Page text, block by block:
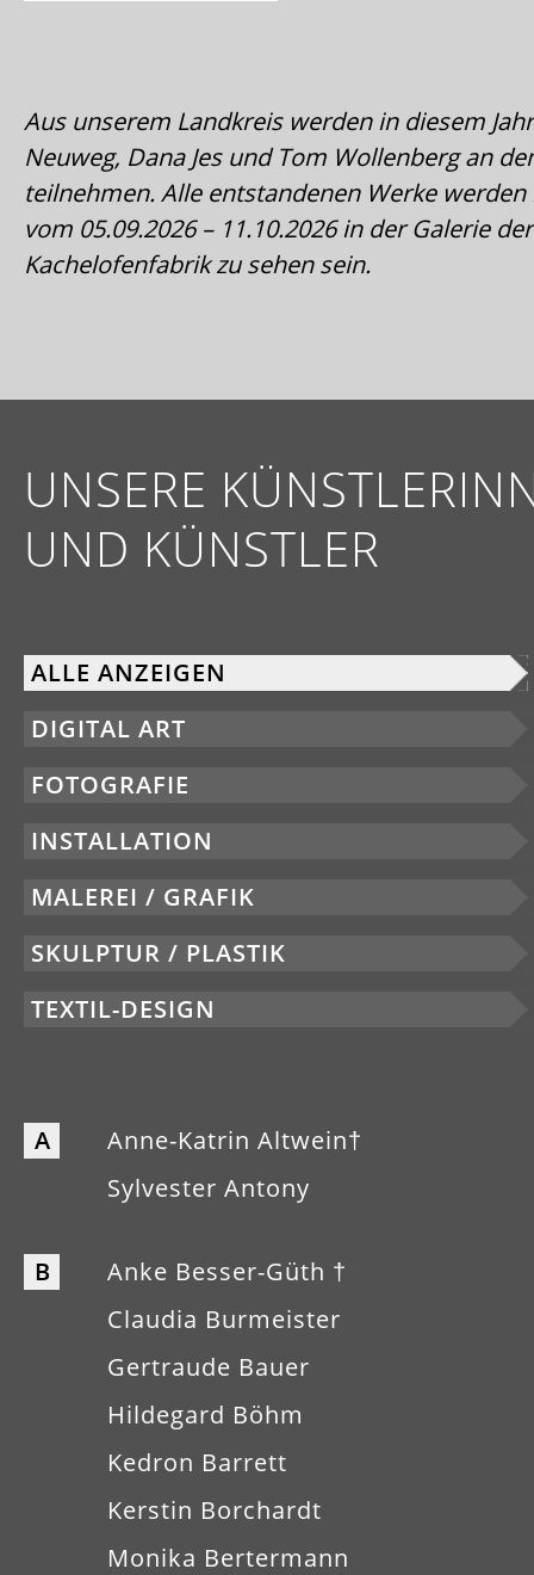
Aus unserem Landkreis werden in diesem
Neuweg, Dana Jes und Tom Wollenberg an
teilnehmen. Alle entstandenen Werke
vom 05.09.2026 – 11.10.2026 in der Galerie
Kachelofenfabrik zu sehen sein.
UNSERE
UND KÜNSTLER
ALLE ANZEIGEN
DIGITAL ART
FOTOGRAFIE
INSTALLATION
MALEREI / GRAFIK
SKULPTUR / PLASTIK
TEXTIL-DESIGN
A
Anne-Katrin Altwein†
Sylvester Antony
B
Anke Besser-Güth †
Claudia Burmeister
Gertraude Bauer
Hildegard Böhm
Kedron Barrett
Kerstin Borchardt
Monika Bertermann